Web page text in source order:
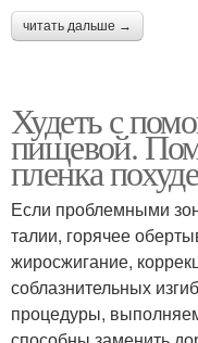
читать дальше →
Худеть с
пищевой.
пленка
Если проблемными
талии, горячее
жиросжигание,
соблазнительных
процедуры,